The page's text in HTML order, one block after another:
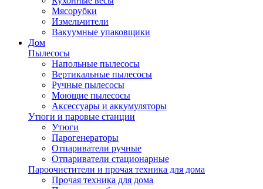
Мясорубки
Измельчители
Вакуумные упаковщики
Дом
Пылесосы
Напольные пылесосы
Вертикальные пылесосы
Ручные пылесосы
Моющие пылесосы
Аксессуары и аккумуляторы
Утюги и паровые станции
Утюги
Парогенераторы
Отпариватели ручные
Отпариватели стационарные
Пароочистители и прочая техника для дома
Прочая техника для дома